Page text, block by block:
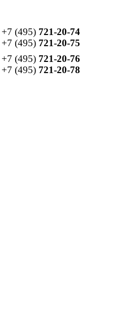
+7 (495) 721-20-74
+7 (495) 721-20-75
+7 (495) 721-20-76
+7 (495) 721-20-78